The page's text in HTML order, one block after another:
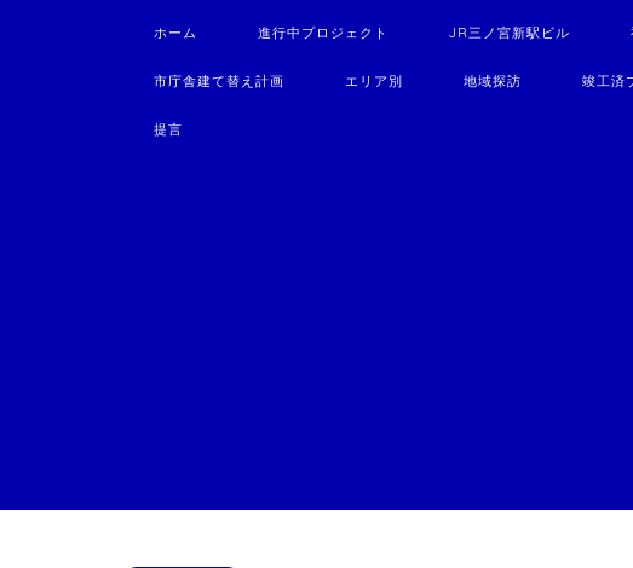
ホーム 進行中プロジェクト JR三ノ宮新駅ビル
市庁舎建て替え計画 エリア別 地域探訪 竣工済
提言